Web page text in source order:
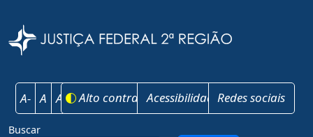
A- A A+ Alto contrasteAcessibilidadeRedes sociais
Buscar